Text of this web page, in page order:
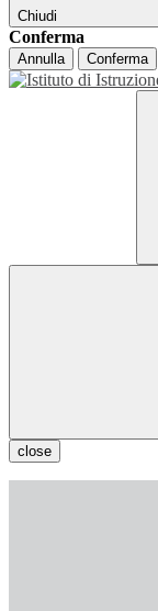
Chiudi
Conferma
Annulla Conferma
close